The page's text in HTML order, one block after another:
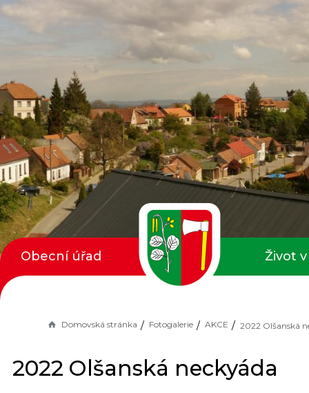
Domovská stránka Fotogalerie AKCE
2022 Olšanská neckyáda
Obecní úřad Život